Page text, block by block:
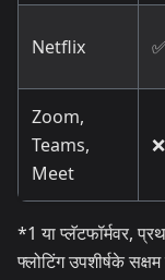
Netflix
Zoom,
Teams,
Meet
❌
*1 या प्लॅटफॉर्मवर,
फ्लोटिंग उपशीर्षके